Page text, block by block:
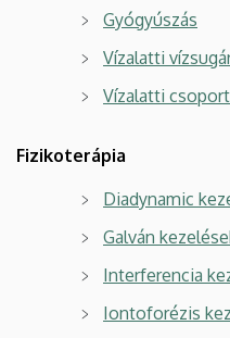
Gyógyúszás
Vízalatti
Vízalatti
Fizikoterápia
Diadynamic
Galván
Interferencia
Iontoforézis